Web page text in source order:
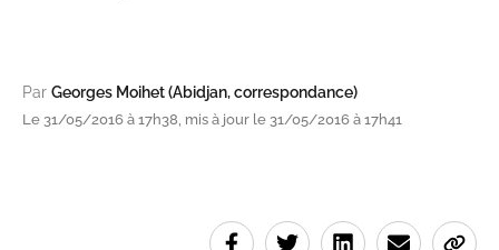
Par Georges Moihet (Abidjan, correspondance)
Le 31/05/2016 à 17h38, mis à jour le 31/05/2016 à 17h41